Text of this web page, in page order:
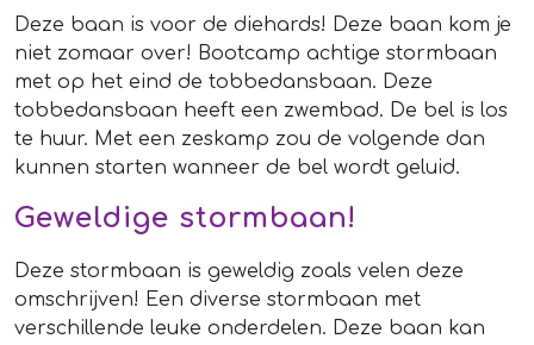
Deze baan is voor de diehards! Deze baan kom je
niet zomaar over! Bootcamp achtige stormbaan
met op het eind de tobbedansbaan. Deze
tobbedansbaan heeft een zwembad. De bel is los
te huur. Met een zeskamp zou de volgende dan
kunnen starten wanneer de bel wordt geluid.
Geweldige stormbaan!
Deze stormbaan is geweldig zoals velen deze
omschrijven! Een diverse stormbaan met
verschillende leuke onderdelen. Deze baan kan